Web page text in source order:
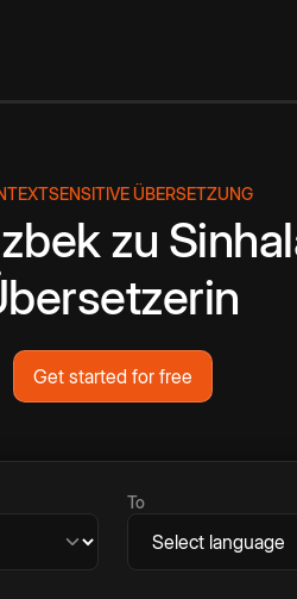
ÜBERSETZUNG
zu
Get started for free
To